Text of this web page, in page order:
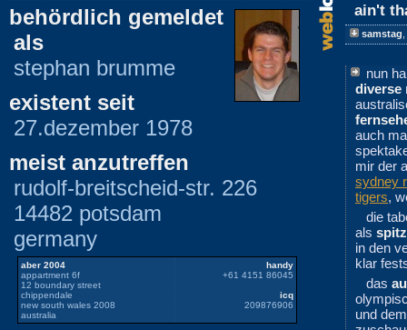
behördlich gemeldet
als
stephan brumme
existent seit
27.dezember 1978
meist anzutreffen
rudolf-breitscheid-str. 226
14482 potsdam
germany
aber 2004
appartment 6f
12 boundary street
chippendale
new south wales 2008
australia
handy
+61 4151 86045
icq
209876906
ain't
samstag
nun
diverse
auch
mir der
sydney
tigers,
die
als
in den
klar
das
und